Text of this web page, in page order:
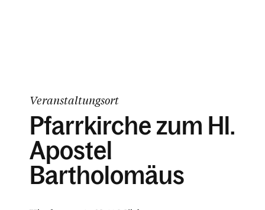
Veranstaltungsort
Pfarrkirche zum Hl.
Apostel
Bartholomäus